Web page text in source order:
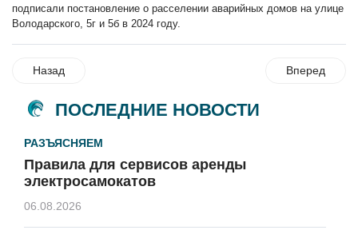
подписали постановление о расселении аварийных домов на улице
Володарского, 5г и 5б в 2024 году.
Назад Вперед
ПОСЛЕДНИЕ НОВОСТИ
РАЗЪЯСНЯЕМ
Правила для сервисов аренды
электросамокатов
06.08.2026